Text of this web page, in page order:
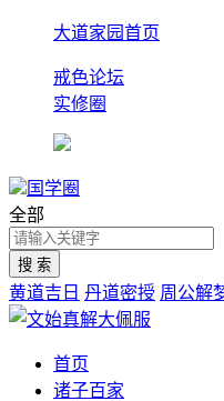
大道家园首页
戒色论坛
实修圈
国学圈
全部
黄道吉日 丹道密授 周公解
首页
诸子百家